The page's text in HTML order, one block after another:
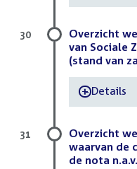
Overzicht
van Sociale
(stand van
-Details
30
Overzicht
waarvan de
de nota
31